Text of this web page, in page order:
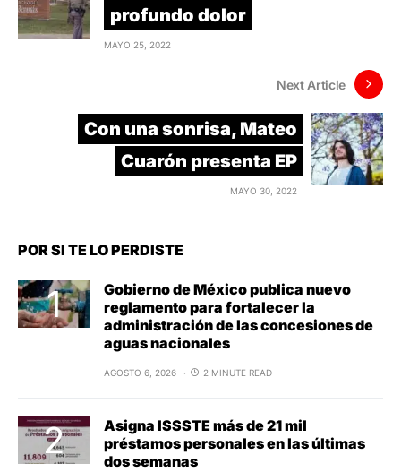
profundo dolor
MAYO 25, 2022
Next Article
Con una sonrisa, Mateo
Cuarón presenta EP
MAYO 30, 2022
POR SI TE LO PERDISTE
Gobierno de México publica nuevo
reglamento para fortalecer la
administración de las concesiones de
aguas nacionales
AGOSTO 6, 2026 2 MINUTE READ
Asigna ISSSTE más de 21 mil
préstamos personales en las últimas
dos semanas